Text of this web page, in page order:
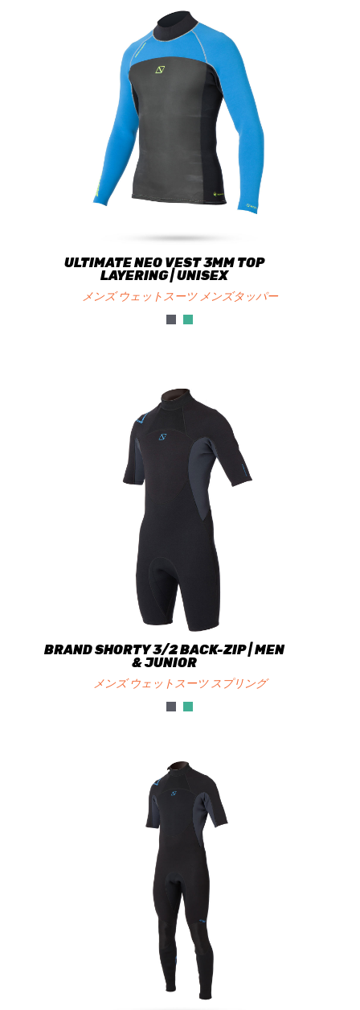
ULTIMATE NEO VEST 3MM TOP
LAYERING | UNISEX
メンズ ウェットスーツ メンズタッパー
BRAND SHORTY 3/2 BACK-ZIP | MEN
& JUNIOR
メンズ ウェットスーツ スプリング